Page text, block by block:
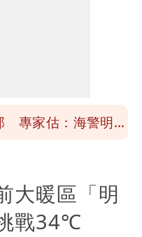
萬獎學金延續愛
典示警「恐遇黑潮
專家估：海警明發
萬獎學金延續愛
典示警「恐遇黑潮
訊：不利強度維持
大暖區「明
戰34℃